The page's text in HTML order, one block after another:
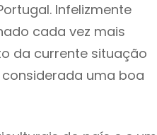
Infelizmente
cada vez mais
da currente situação
uma boa